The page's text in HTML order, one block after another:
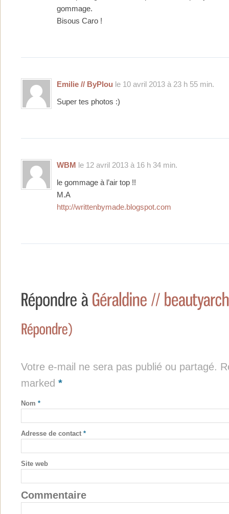
gommage.
Bisous Caro !
Emilie // ByPlou le 10 avril 2013 à 23 h 55 min.
Super tes photos :)
WBM le 12 avril 2013 à 16 h 34 min.
le gommage à l’air top !!
M.A
http://writtenbymade.blogspot.com
Votre e-mail ne sera pas publié ou partagé.
marked *
Nom *
Adresse de contact *
Site web
Commentaire